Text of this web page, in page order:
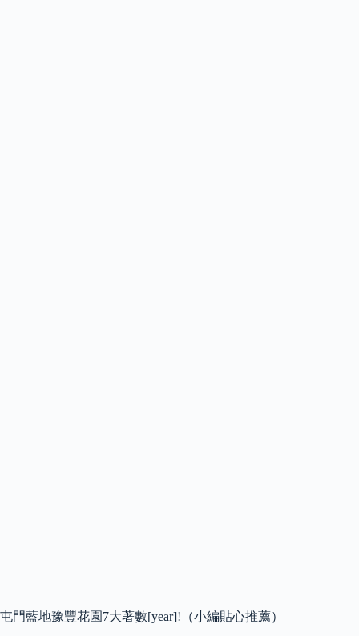
屯門藍地豫豐花園7大著數[year]!（小編貼心推薦）